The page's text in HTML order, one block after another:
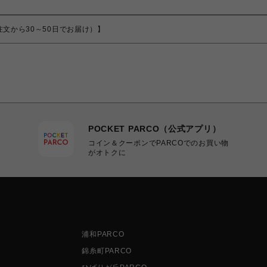
から30～50日でお届け）】
POCKET PARCO（公式アプリ）
コイン＆クーポンでPARCOでのお買い物
がオトクに
浦和PARCO
錦糸町PARCO